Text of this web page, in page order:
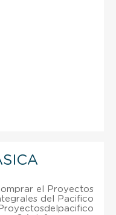
el Proyectos
del Pacifico
Proyectosdelpacifico